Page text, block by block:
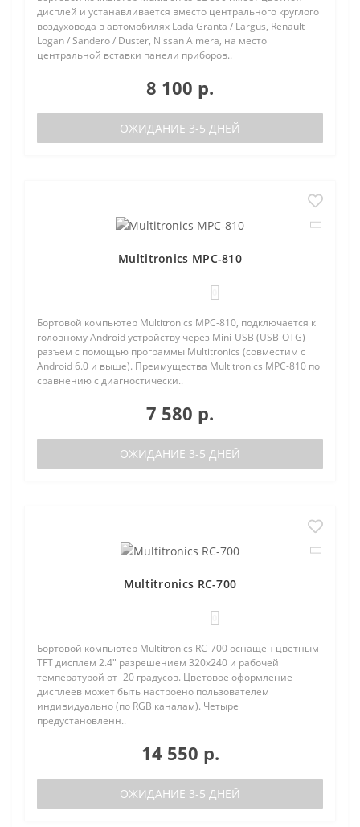
дисплей и устанавливается вместо центрального круглого
воздуховода в автомобилях Lada Granta / Largus, Renault
Logan / Sandero / Duster, Nissan Almera, на место
центральной вставки панели приборов..
8 100 р.
ОЖИДАНИЕ 3-5 ДНЕЙ
Multitronics MPC-810
Бортовой компьютер Multitronics MPC-810, подключается к
головному Android устройству через Mini-USB (USB-OTG)
разъем с помощью программы Multitronics (совместим с
Android 6.0 и выше). Преимущества Multitronics MPC-810 по
сравнению с диагностически..
7 580 р.
ОЖИДАНИЕ 3-5 ДНЕЙ
Multitronics RC-700
Бортовой компьютер Multitronics RC-700 оснащен цветным
TFT дисплем 2.4" разрешением 320х240 и рабочей
температурой от -20 градусов. Цветовое оформление
дисплеев может быть настроено пользователем
индивидуально (по RGB каналам). Четыре
предустановленн..
14 550 р.
ОЖИДАНИЕ 3-5 ДНЕЙ